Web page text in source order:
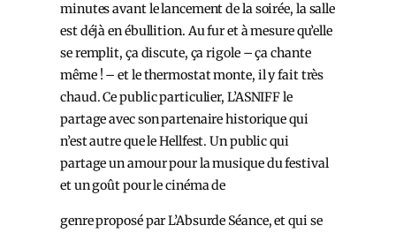
minutes avant le lancement de la soirée, la salle
est déjà en ébullition. Au fur et à mesure qu’elle
se remplit, ça discute, ça rigole – ça chante
même ! – et le thermostat monte, il y fait très
chaud. Ce public particulier, L’ASNIFF le
partage avec son partenaire historique qui
n’est autre que le Hellfest. Un public qui
partage un amour pour la musique du festival
et un goût pour le cinéma de
genre proposé par L’Absurde Séance, et qui se